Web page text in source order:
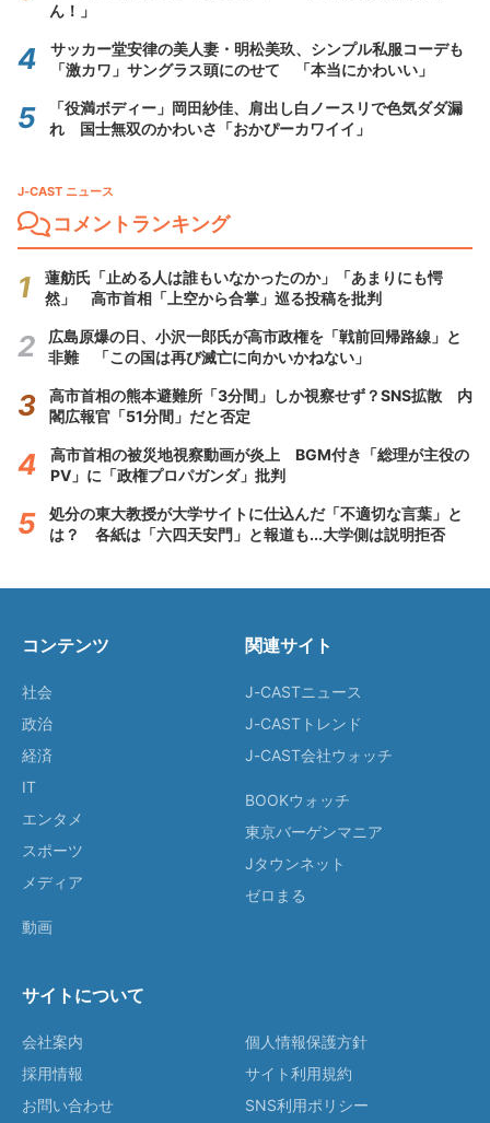
ん！」
サッカー堂安律の美人妻・明松美玖、シンプル私服コーデも
「激カワ」サングラス頭にのせて 「本当にかわいい」
「役満ボディー」岡田紗佳、肩出し白ノースリで色気ダダ漏
れ 国士無双のかわいさ「おかぴーカワイイ」
J-CAST ニュース
コメントランキング
蓮舫氏「止める人は誰もいなかったのか」「あまりにも愕
然」 高市首相「上空から合掌」巡る投稿を批判
広島原爆の日、小沢一郎氏が高市政権を「戦前回帰路線」と
非難 「この国は再び滅亡に向かいかねない」
高市首相の熊本避難所「3分間」しか視察せず？SNS拡散 内
閣広報官「51分間」だと否定
高市首相の被災地視察動画が炎上 BGM付き「総理が主役の
PV」に「政権プロパガンダ」批判
処分の東大教授が大学サイトに仕込んだ「不適切な言葉」と
は？ 各紙は「六四天安門」と報道も...大学側は説明拒否
コンテンツ
社会
政治
経済
IT
エンタメ
スポーツ
メディア
動画
関連サイト
J-CASTニュース
J-CASTトレンド
J-CAST会社ウォッチ
BOOKウォッチ
東京バーゲンマニア
Jタウンネット
ゼロまる
サイトについて
会社案内
採用情報
お問い合わせ
個人情報保護方針
サイト利用規約
SNS利用ポリシー